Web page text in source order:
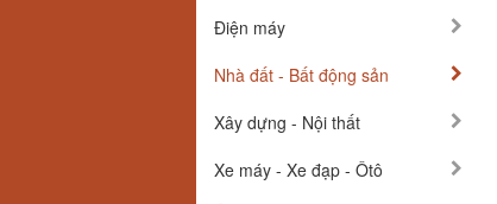
Điện máy
Nhà đất - Bất động sản
Xây dựng - Nội thất
Xe máy - Xe đạp - Ôtô